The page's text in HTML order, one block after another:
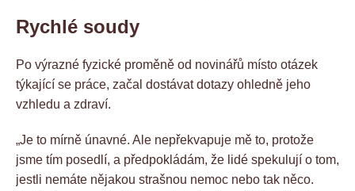
Rychlé soudy
Po výrazné fyzické proměně od novinářů místo otázek
týkající se práce, začal dostávat dotazy ohledně jeho
vzhledu a zdraví.
„Je to mírně únavné. Ale nepřekvapuje mě to, protože
jsme tím posedlí, a předpokládám, že lidé spekulují o tom,
jestli nemáte nějakou strašnou nemoc nebo tak něco.